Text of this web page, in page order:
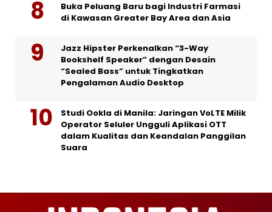
Buka Peluang Baru bagi Industri Farmasi
di Kawasan Greater Bay Area dan Asia
Jazz Hipster Perkenalkan “3-Way
Bookshelf Speaker” dengan Desain
“Sealed Bass” untuk Tingkatkan
Pengalaman Audio Desktop
Studi Ookla di Manila: Jaringan VoLTE Milik
Operator Seluler Ungguli Aplikasi OTT
dalam Kualitas dan Keandalan Panggilan
Suara